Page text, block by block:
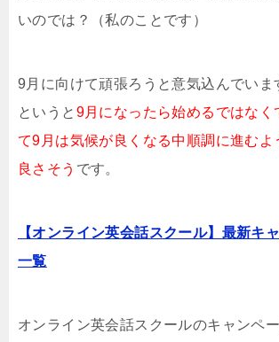
いのでは？（私のことです）
9月に向けて頑張ろうと意気込んでいま
というと 9月になったら始めるではなく
て9月は気候が良くなる中順調に進むよ
良さそう です。
【オンライン英会話スクール】最新キ
一覧
オンライン英会話スクールのキャンペ